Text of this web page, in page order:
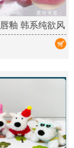
釉 韩系纯欲风
彩妆口红美妆